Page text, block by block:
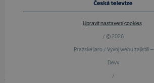
Upravit nastavení cookies
/ © 2026
Pražské jaro / Vývoj webu zajistili —
Devx
/